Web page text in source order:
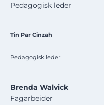
Pedagogisk leder
​Tin Par Cinzah
Pedagogisk leder
Brenda Walvick
Fagarbeider